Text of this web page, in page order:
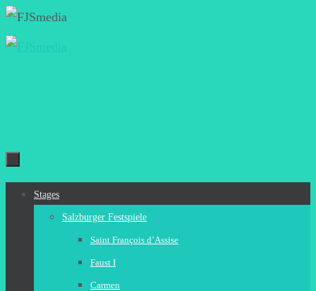
Zum
Inhalt
Zum
Stages
Salzburger Festspiele
Saint François d’Assise
Faust I
Carmen